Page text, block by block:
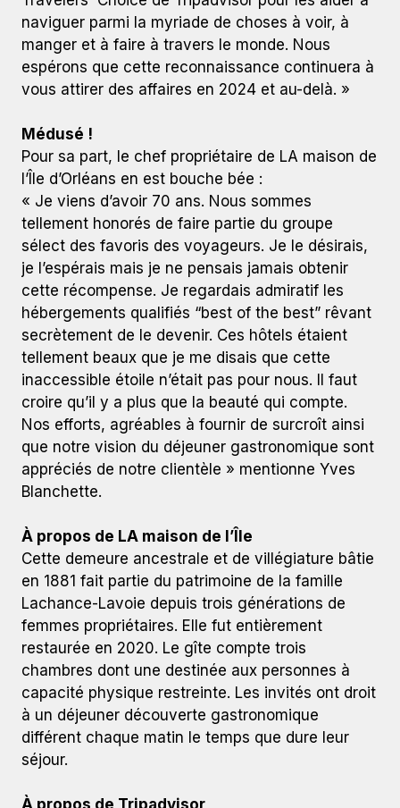
naviguer parmi la myriade de choses à voir, à
manger et à faire à travers le monde. Nous
espérons que cette reconnaissance continuera à
vous attirer des affaires en 2024 et au-delà. »
Médusé !
Pour sa part, le chef propriétaire de LA maison de
l’Île d’Orléans en est bouche bée :
« Je viens d’avoir 70 ans. Nous sommes
tellement honorés de faire partie du groupe
sélect des favoris des voyageurs. Je le désirais,
je l’espérais mais je ne pensais jamais obtenir
cette récompense. Je regardais admiratif les
hébergements qualifiés “best of the best” rêvant
secrètement de le devenir. Ces hôtels étaient
tellement beaux que je me disais que cette
inaccessible étoile n’était pas pour nous. Il faut
croire qu’il y a plus que la beauté qui compte.
Nos efforts, agréables à fournir de surcroît ainsi
que notre vision du déjeuner gastronomique sont
appréciés de notre clientèle » mentionne Yves
Blanchette.
À propos de LA maison de l’Île
Cette demeure ancestrale et de villégiature bâtie
en 1881 fait partie du patrimoine de la famille
Lachance-Lavoie depuis trois générations de
femmes propriétaires. Elle fut entièrement
restaurée en 2020. Le gîte compte trois
chambres dont une destinée aux personnes à
capacité physique restreinte. Les invités ont droit
à un déjeuner découverte gastronomique
différent chaque matin le temps que dure leur
séjour.
À propos de Tripadvisor